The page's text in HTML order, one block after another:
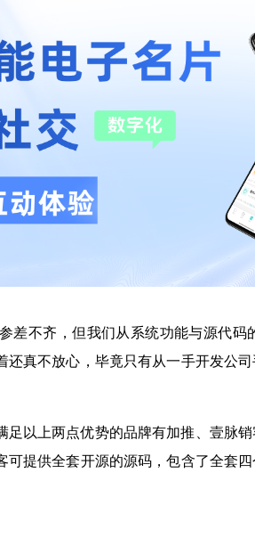
差不齐，但我们从系统功能与源代码
真不放心，毕竟只有从一手开发公
以上两点优势的品牌有加推、壹脉
提供全套开源的源码，包含了全套